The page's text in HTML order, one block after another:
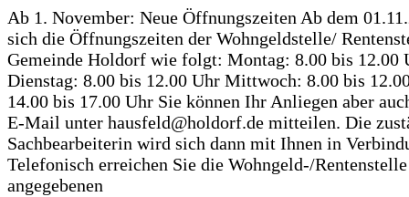
Ab 1. November: Neue Öffnungszeiten Ab dem
sich die Öffnungszeiten der Wohngeldstelle/
Gemeinde Holdorf wie folgt: Montag: 8.00 bis 12.00
Dienstag: 8.00 bis 12.00 Uhr Mittwoch: 8.00 bis
14.00 bis 17.00 Uhr Sie können Ihr Anliegen aber
E-Mail unter hausfeld@holdorf.de mitteilen. Die
Sachbearbeiterin wird sich dann mit Ihnen in
Telefonisch erreichen Sie die Wohngeld-/
angegebenen